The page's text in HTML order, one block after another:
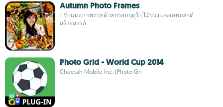
Autumn Photo Frames
ปรับแต่งภาพถ่ายด้วยกรอบฤดูใบไม้ร่วงและเอฟเฟกต์
สร้างสรรค์
Photo Grid - World Cup 2014
Cheetah Mobile Inc. (Photo Gri